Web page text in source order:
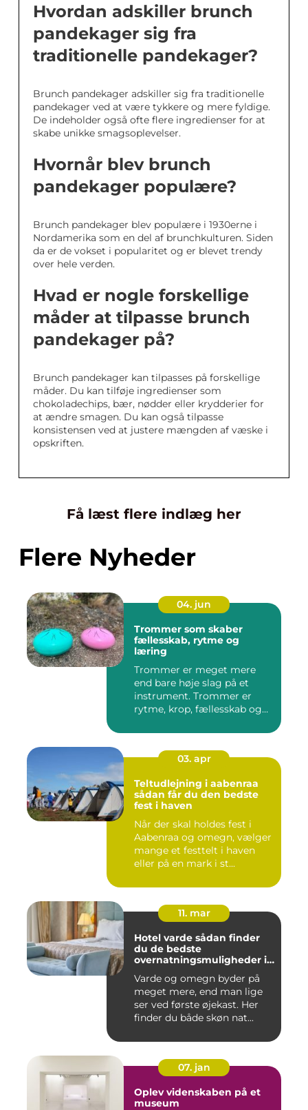
Hvordan adskiller brunch
pandekager sig fra
traditionelle pandekager?
Brunch pandekager adskiller sig fra traditionelle
pandekager ved at være tykkere og mere fyldige.
De indeholder også ofte flere ingredienser for at
skabe unikke smagsoplevelser.
Hvornår blev brunch
pandekager populære?
Brunch pandekager blev populære i 1930erne i
Nordamerika som en del af brunchkulturen. Siden
da er de vokset i popularitet og er blevet trendy
over hele verden.
Hvad er nogle forskellige
måder at tilpasse brunch
pandekager på?
Brunch pandekager kan tilpasses på forskellige
måder. Du kan tilføje ingredienser som
chokoladechips, bær, nødder eller krydderier for
at ændre smagen. Du kan også tilpasse
konsistensen ved at justere mængden af væske i
opskriften.
Få læst flere indlæg her
Flere Nyheder
04. jun
Trommer som skaber
fællesskab, rytme og
læring
Trommer er meget mere
end bare høje slag på et
instrument. Trommer er
rytme, krop, fællesskab og
03. apr
Teltudlejning i aabenraa
sådan får du den bedste
fest i haven
Når der skal holdes fest i
Aabenraa og omegn, vælger
mange et festtelt i haven
eller på en mark i st...
11. mar
Hotel varde sådan finder
du de bedste
overnatningsmuligheder i
Varde og omegn byder på
meget mere, end man lige
ser ved første øjekast. Her
finder du både skøn nat...
07. jan
Oplev videnskaben på et
museum